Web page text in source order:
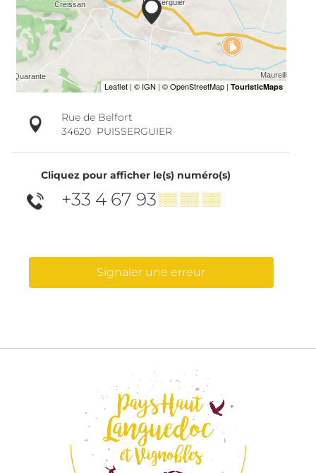
Rue de Belfort
34620 PUISSERGUIER
Cliquez pour afficher le(s) numéro(s)
+33 4 67 93▒▒ ▒▒ ▒▒
Signaler une erreur